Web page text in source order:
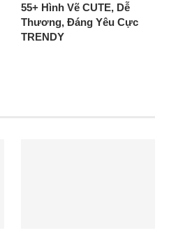
55+ Hình Vẽ CUTE, Dễ
Thương, Đáng Yêu Cực
TRENDY